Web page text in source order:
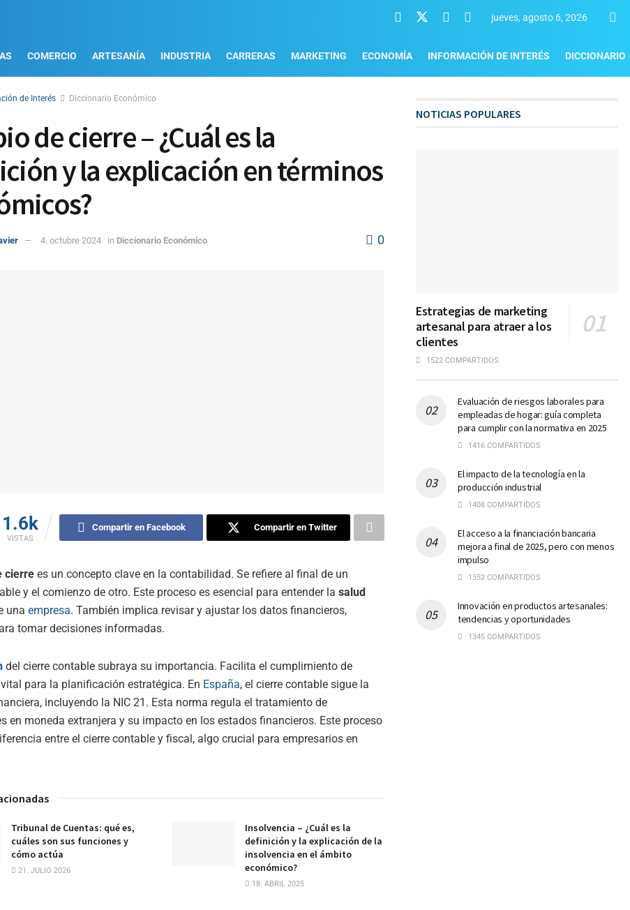
jueves, agosto 6, 2026
COMERCIO ARTESANÍA INDUSTRIA CARRERAS MARKETING ECONOMÍA INFORMACIÓN DE INTERÉS DICCIONARIO
de Interés Diccionario Económico
de cierre – ¿Cuál es la
y la explicación en términos
4. octubre 2024 in Diccionario Económico 0
1.6k
VISTAS
Compartir en Facebook Compartir en Twitter
cierre es un concepto clave en la contabilidad. Se refiere al final de un
y el comienzo de otro. Este proceso es esencial para entender la salud
una empresa. También implica revisar y ajustar los datos financieros,
tomar decisiones informadas.
del cierre contable subraya su importancia. Facilita el cumplimiento de
para la planificación estratégica. En España, el cierre contable sigue la
incluyendo la NIC 21. Esta norma regula el tratamiento de
en moneda extranjera y su impacto en los estados financieros. Este proceso
entre el cierre contable y fiscal, algo crucial para empresarios en
Tribunal de Cuentas: qué es,
cuáles son sus funciones y
cómo actúa
21. JULIO 2026
Insolvencia – ¿Cuál es la
definición y la explicación de la
insolvencia en el ámbito
económico?
18. ABRIL 2025
NOTICIAS POPULARES
Estrategias de marketing
artesanal para atraer a los
clientes
1522 COMPARTIDOS
Evaluación de riesgos laborales para
empleadas de hogar: guía completa
para cumplir con la normativa en 2025
1416 COMPARTIDOS
El impacto de la tecnología en la
producción industrial
1408 COMPARTIDOS
El acceso a la financiación bancaria
mejora a final de 2025, pero con menos
impulso
1352 COMPARTIDOS
Innovación en productos artesanales:
tendencias y oportunidades
1345 COMPARTIDOS